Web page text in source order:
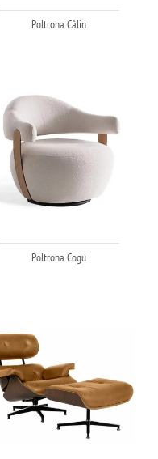
Poltrona Câlin
Poltrona Cogu